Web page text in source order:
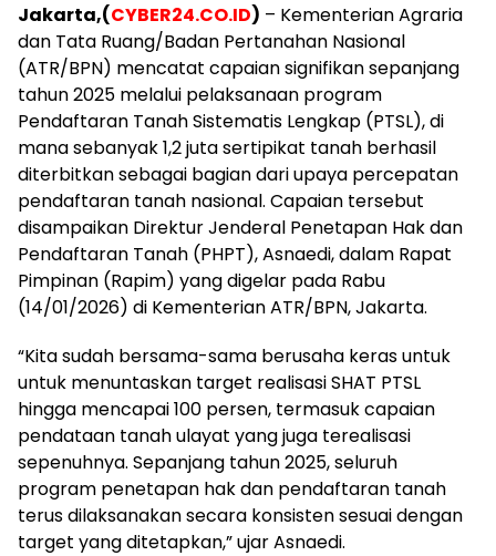
Jakarta,(CYBER24.CO.ID) – Kementerian Agraria
dan Tata Ruang/Badan Pertanahan Nasional
(ATR/BPN) mencatat capaian signifikan sepanjang
tahun 2025 melalui pelaksanaan program
Pendaftaran Tanah Sistematis Lengkap (PTSL), di
mana sebanyak 1,2 juta sertipikat tanah berhasil
diterbitkan sebagai bagian dari upaya percepatan
pendaftaran tanah nasional. Capaian tersebut
disampaikan Direktur Jenderal Penetapan Hak dan
Pendaftaran Tanah (PHPT), Asnaedi, dalam Rapat
Pimpinan (Rapim) yang digelar pada Rabu
(14/01/2026) di Kementerian ATR/BPN, Jakarta.
“Kita sudah bersama-sama berusaha keras untuk
untuk menuntaskan target realisasi SHAT PTSL
hingga mencapai 100 persen, termasuk capaian
pendataan tanah ulayat yang juga terealisasi
sepenuhnya. Sepanjang tahun 2025, seluruh
program penetapan hak dan pendaftaran tanah
terus dilaksanakan secara konsisten sesuai dengan
target yang ditetapkan,” ujar Asnaedi.